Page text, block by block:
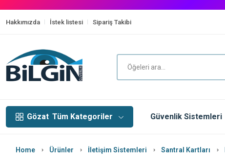
Hakkımızda İstek listesi Sipariş Takibi
Gözat Tüm Kategoriler Güvenlik Sistemleri
Home Ürünler İletişim Sistemleri Santral Kartları